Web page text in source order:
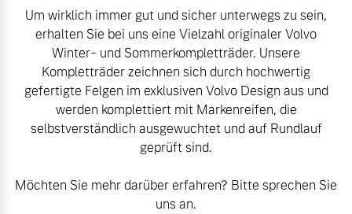
Geschäftskunden
Editionsmodelle
Konnektivität
Zubehörkatalog
Service by Volvo
Sie erhalten bei uns eine
Volvo Winter- und
Sommer Kompletträder.
Um wirklich immer gut und sicher unterwegs zu sein,
erhalten Sie bei uns eine Vielzahl originaler Volvo
Winter- und Sommerkompletträder. Unsere
Kompletträder zeichnen sich durch hochwertig
gefertigte Felgen im exklusiven Volvo Design aus und
werden komplettiert mit Markenreifen, die
selbstverständlich ausgewuchtet und auf Rundlauf
geprüft sind.
Möchten Sie mehr darüber erfahren? Bitte sprechen Sie
uns an.